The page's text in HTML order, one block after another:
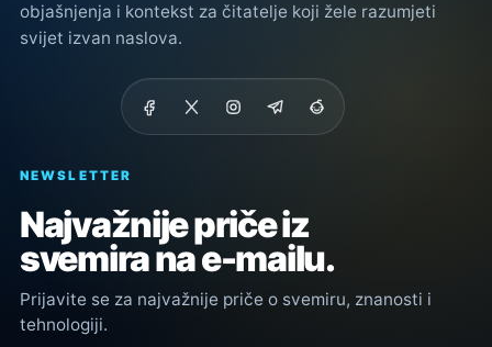
objašnjenja i kontekst za čitatelje koji žele razumjeti
svijet izvan naslova.
NEWSLETTER
Najvažnije priče iz
svemira na e-mailu.
Prijavite se za najvažnije priče o svemiru, znanosti i
tehnologiji.